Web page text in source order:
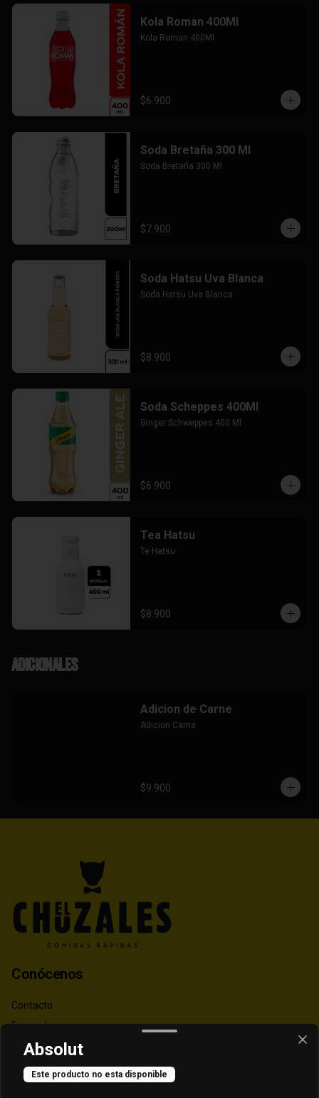
Kola Roman 400Ml
Kola Roman 400Ml
$6.900
Soda Bretaña 300 Ml
Soda Bretaña 300 Ml
$7.900
Soda Hatsu Uva Blanca
Soda Hatsu Uva Blanca
$8.900
Soda Scheppes 400Ml
Ginger Schweppes 400 Ml
$6.900
Tea Hatsu
Te Hatsu
$8.900
Adicionales
Adicion de Carne
Adicion Carne
$9.900
Conócenos
Contacto
Despacho
Términos y condiciones
Política de privacidad
Absolut
Este producto no esta disponible